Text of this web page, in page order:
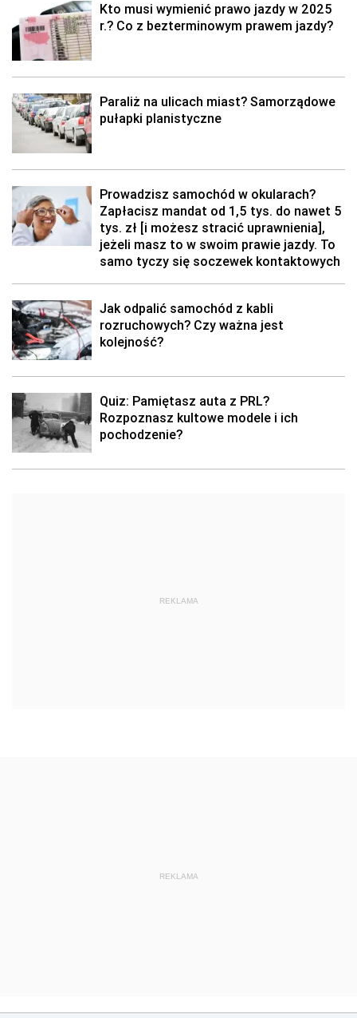
Kto musi wymienić prawo jazdy w 2025
r.? Co z bezterminowym prawem jazdy?
Paraliż na ulicach miast? Samorządowe
pułapki planistyczne
Prowadzisz samochód w okularach?
Zapłacisz mandat od 1,5 tys. do nawet 5
tys. zł [i możesz stracić uprawnienia],
jeżeli masz to w swoim prawie jazdy. To
samo tyczy się soczewek kontaktowych
Jak odpalić samochód z kabli
rozruchowych? Czy ważna jest
kolejność?
Quiz: Pamiętasz auta z PRL?
Rozpoznasz kultowe modele i ich
pochodzenie?
REKLAMA
REKLAMA